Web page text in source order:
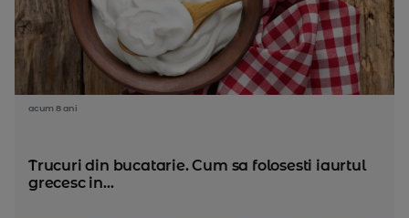
acum 8 ani
Trucuri din bucatarie. Cum sa folosesti iaurtul
grecesc in...